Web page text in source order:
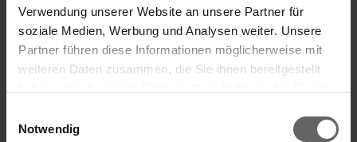
Verwendung unserer Website an unsere Partner für
soziale Medien, Werbung und Analysen weiter. Unsere
Partner führen diese Informationen möglicherweise mit
weiteren Daten zusammen, die Sie ihnen bereitgestellt
Cookies, wenn Sie unsere Webseite weiterhin nutzen.
Notwendig
Strijkplankovertrek Thermo Reflect Glide
& Park L/Universal